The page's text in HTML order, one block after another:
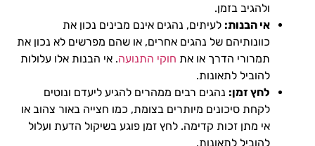
ולהגיב בזמן.
אי הבנות: לעיתים, נהגים אינם מבינים נכון את
כוונותיהם של נהגים אחרים, או שהם מפרשים לא נכון את
תמרורי הדרך או את חוקי התנועה. אי הבנות אלו עלולות
להוביל לתאונות.
לחץ זמן: נהגים רבים ממהרים להגיע ליעדם ונוטים
לקחת סיכונים מיותרים בצומת, כמו חצייה באור צהוב או
אי מתן זכות קדימה. לחץ זמן פוגע בשיקול הדעת ועלול
להוביל לתאונות.